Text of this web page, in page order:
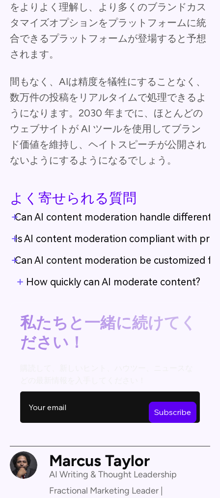
をよりよく理解し、より多くのブランドカス
タマイズオプションをプラットフォームに統
合できるプラットフォームが登場すると予想
されます。
間もなく、AIは精度を犠牲にすることなく、
数万件の投稿をリアルタイムで処理できるよ
うになります。2030 年までに、ほとんどの
ウェブサイトが AI ツールを使用してブラン
ド価値を維持し、ヘイトスピーチが公開され
ないようにするようになるでしょう。
よく寄せられる質問
Can AI content moderation handle different
Is AI content moderation compliant with
Can AI content moderation be customized
How quickly can AI moderate content?
私たちと一緒に続けてく
ださい！
Marcus Taylor
AI Writing & Thought Leadership
Fractional Marketing Leader |